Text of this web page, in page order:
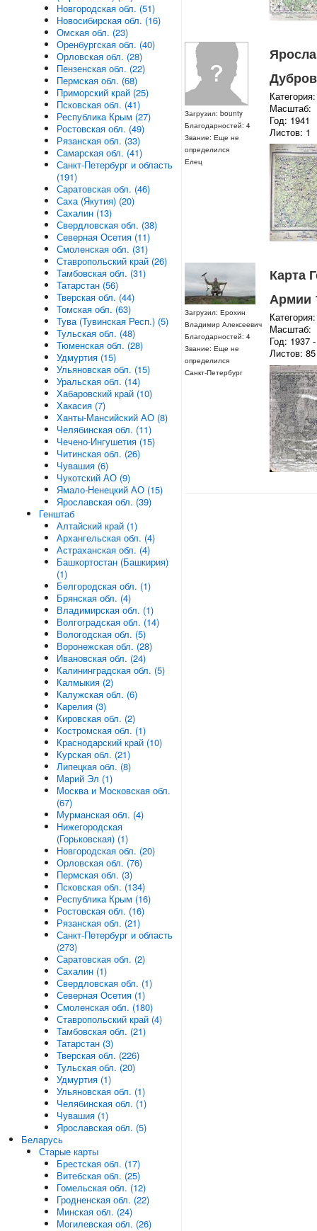
Загрузил: bounty
Благодарностей: 4
Звание: Еще не
определился
Елец
Масштаб:
Год: 1941
Листов: 1
Загрузил: Ерохин
Владимир Алексеевич
Благодарностей: 4
Звание: Еще не
определился
Санкт-Петербург
Карта
Армии
Масштаб:
Год: 1937
Листов: 85
Новгородская обл. (51)
Новосибирская обл. (16)
Омская обл. (23)
Оренбургская обл. (40)
Орловская обл. (28)
Пензенская обл. (22)
Пермская обл. (68)
Приморский край (25)
Псковская обл. (41)
Республика Крым (27)
Ростовская обл. (49)
Рязанская обл. (33)
Самарская обл. (41)
Санкт-Петербург и область
(191)
Саратовская обл. (46)
Саха (Якутия) (20)
Сахалин (13)
Свердловская обл. (38)
Северная Осетия (11)
Смоленская обл. (31)
Ставропольский край (26)
Тамбовская обл. (31)
Татарстан (56)
Тверская обл. (44)
Томская обл. (63)
Тува (Тувинская Респ.) (5)
Тульская обл. (48)
Тюменская обл. (28)
Удмуртия (15)
Ульяновская обл. (15)
Уральская обл. (14)
Хабаровский край (10)
Хакасия (7)
Ханты-Мансийский АО (8)
Челябинская обл. (11)
Чечено-Ингушетия (15)
Читинская обл. (26)
Чувашия (6)
Чукотский АО (9)
Ямало-Ненецкий АО (15)
Ярославская обл. (39)
Генштаб
Алтайский край (1)
Архангельская обл. (4)
Астраханская обл. (4)
Башкортостан (Башкирия)
(1)
Белгородская обл. (1)
Брянская обл. (4)
Владимирская обл. (1)
Волгоградская обл. (14)
Вологодская обл. (5)
Воронежская обл. (28)
Ивановская обл. (24)
Калининградская обл. (5)
Калмыкия (2)
Калужская обл. (6)
Карелия (3)
Кировская обл. (2)
Костромская обл. (1)
Краснодарский край (10)
Курская обл. (21)
Липецкая обл. (8)
Марий Эл (1)
Москва и Московская обл.
(67)
Мурманская обл. (4)
Нижегородская
(Горьковская) (1)
Новгородская обл. (20)
Орловская обл. (76)
Пермская обл. (3)
Псковская обл. (134)
Республика Крым (16)
Ростовская обл. (16)
Рязанская обл. (21)
Санкт-Петербург и область
(273)
Саратовская обл. (2)
Сахалин (1)
Свердловская обл. (1)
Северная Осетия (1)
Смоленская обл. (180)
Ставропольский край (4)
Тамбовская обл. (21)
Татарстан (3)
Тверская обл. (226)
Тульская обл. (20)
Удмуртия (1)
Ульяновская обл. (1)
Челябинская обл. (1)
Чувашия (1)
Ярославская обл. (5)
Беларусь
Старые карты
Брестская обл. (17)
Витебская обл. (25)
Гомельская обл. (12)
Гродненская обл. (22)
Минская обл. (24)
Могилевская обл. (26)